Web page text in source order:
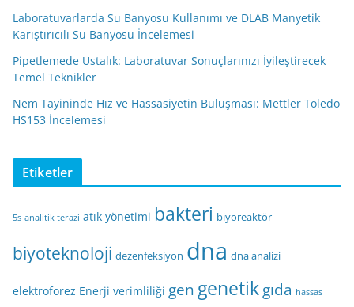
Laboratuvarlarda Su Banyosu Kullanımı ve DLAB Manyetik
Karıştırıcılı Su Banyosu İncelemesi
Pipetlemede Ustalık: Laboratuvar Sonuçlarınızı İyileştirecek
Temel Teknikler
Nem Tayininde Hız ve Hassasiyetin Buluşması: Mettler Toledo
HS153 İncelemesi
Etiketler
5s analitik terazi atık yönetimi bakteri biyoreaktör
biyoteknoloji dezenfeksiyon dna dna analizi
elektroforez Enerji verimliliği gen genetikgıda hassas